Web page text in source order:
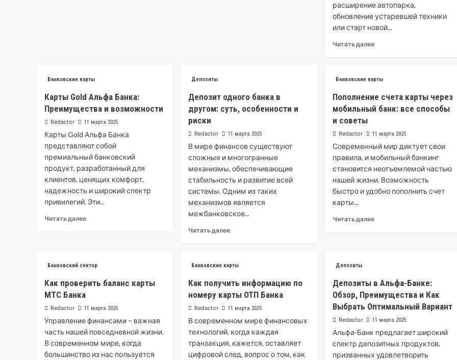
расширение автопарка,
обновление устаревшей техники
или старт новой...
Читать далее
Банковские карты
Карты Gold Альфа Банка:
Преимущества и возможности
Redactor 11 марта 2025
Карты Gold Альфа Банка
представляют собой
премиальный банковский
продукт, разработанный для
клиентов, ценящих комфорт,
надежность и широкий спектр
привилегий. Эти...
Читать далее
Депозиты
Депозит одного банка в
другом: суть, особенности и
риски
Redactor 11 марта 2025
В мире финансов существуют
сложные и многогранные
механизмы, обеспечивающие
стабильность и развитие всей
системы. Одним из таких
механизмов является
межбанковское...
Читать далее
Банковские карты
Пополнение счета карты через
мобильный банк: все способы
и советы
Redactor 11 марта 2025
Современный мир диктует свои
правила‚ и мобильный банкинг
становится неотъемлемой частью
нашей жизни. Возможность
быстро и удобно пополнить счет
карты...
Читать далее
Банковский сектор
Как проверить баланс карты
МТС Банка
Redactor 11 марта 2025
Управление финансами – важная
часть нашей повседневной жизни.
В современном мире, когда
большинство из нас пользуется
Банковские карты
Как получить информацию по
номеру карты ОТП Банка
Redactor 11 марта 2025
В современном мире финансовых
технологий, когда каждая
транзакция, кажется, оставляет
цифровой след, вопрос о том, как
Депозиты
Депозиты в Альфа-Банке:
Обзор, Преимущества и Как
Выбрать Оптимальный Вариант
Redactor 11 марта 2025
Альфа-Банк предлагает широкий
спектр депозитных продуктов,
призванных удовлетворить